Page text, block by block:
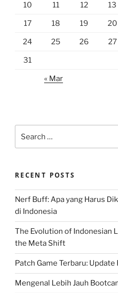
10 11 12 13
17 18 19 20
24 25 26 27
31
« Mar
for:
RECENT POSTS
Nerf Buff: Apa yang Harus
di Indonesia
The Evolution of Indonesian
the Meta Shift
Patch Game Terbaru:
Mengenal Lebih Jauh